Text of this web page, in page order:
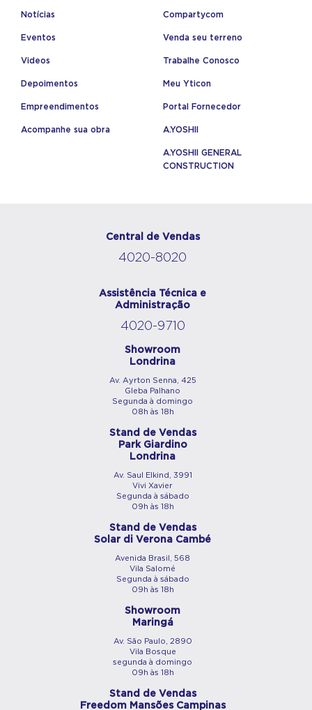
Notícias
Eventos
Videos
Depoimentos
Empreendimentos
Acompanhe sua obra
Compartycom
Venda seu terreno
Trabalhe Conosco
Meu Yticon
Portal Fornecedor
A.YOSHII
A.YOSHII GENERAL
CONSTRUCTION
Central de Vendas
4020-8020
Assistência Técnica e
Administração
4020-9710
Showroom
Londrina
Av. Ayrton Senna, 425
Gleba Palhano
Segunda à domingo
08h às 18h
Stand de Vendas
Park Giardino
Londrina
Av. Saul Elkind, 3991
Vivi Xavier
Segunda à sábado
09h às 18h
Stand de Vendas
Solar di Verona Cambé
Avenida Brasil, 568
Vila Salomé
Segunda à sábado
09h às 18h
Showroom
Maringá
Av. São Paulo, 2890
Vila Bosque
segunda à domingo
09h às 18h
Stand de Vendas
Freedom Mansões Campinas